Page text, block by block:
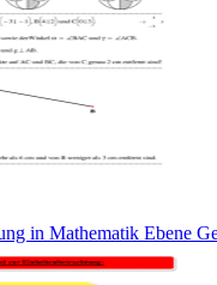
in Mathematik Ebene